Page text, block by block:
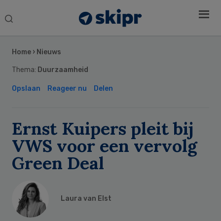
Search
Home › Nieuws
Thema: Duurzaamheid
Opslaan Reageer nu Delen
Ernst Kuipers pleit bij
VWS voor een vervolg
Green Deal
Laura van Elst
Sidebar